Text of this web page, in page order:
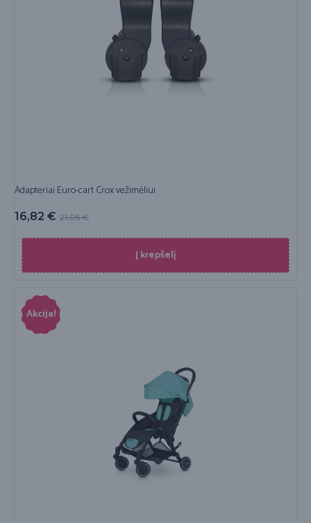
Adapteriai Euro-cart Crox vežimėliui
21,05€
16,82 €
Į krepšelį
Akcija!